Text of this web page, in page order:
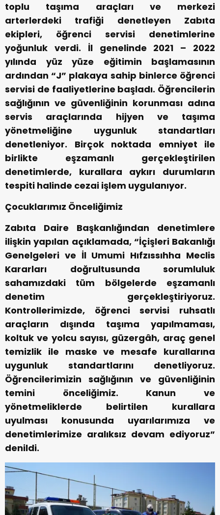
toplu taşıma araçları ve merkezi
arterlerdeki trafiği denetleyen Zabıta
ekipleri, öğrenci servisi denetimlerine
yoğunluk verdi. İl genelinde 2021 – 2022
yılında yüz yüze eğitimin başlamasının
ardından “J” plakaya sahip binlerce öğrenci
servisi de faaliyetlerine başladı. Öğrencilerin
sağlığının ve güvenliğinin korunması adına
servis araçlarında hijyen ve taşıma
yönetmeliğine uygunluk standartları
denetleniyor. Birçok noktada emniyet ile
birlikte eşzamanlı gerçekleştirilen
denetimlerde, kurallara aykırı durumların
tespiti halinde cezai işlem uygulanıyor.
Çocuklarımız Önceliğimiz
Zabıta Daire Başkanlığından denetimlere
ilişkin yapılan açıklamada, “İçişleri Bakanlığı
Genelgeleri ve İl Umumi Hıfzıssıhha Meclis
Kararları doğrultusunda sorumluluk
sahamızdaki tüm bölgelerde eşzamanlı
denetim gerçekleştiriyoruz.
Kontrollerimizde, öğrenci servisi ruhsatlı
araçların dışında taşıma yapılmaması,
koltuk ve yolcu sayısı, güzergâh, araç genel
temizlik ile maske ve mesafe kurallarına
uygunluk standartlarını denetliyoruz.
Öğrencilerimizin sağlığının ve güvenliğinin
temini önceliğimiz. Kanun ve
yönetmeliklerde belirtilen kurallara
uyulması konusunda uyarılarımıza ve
denetimlerimize aralıksız devam ediyoruz”
denildi.